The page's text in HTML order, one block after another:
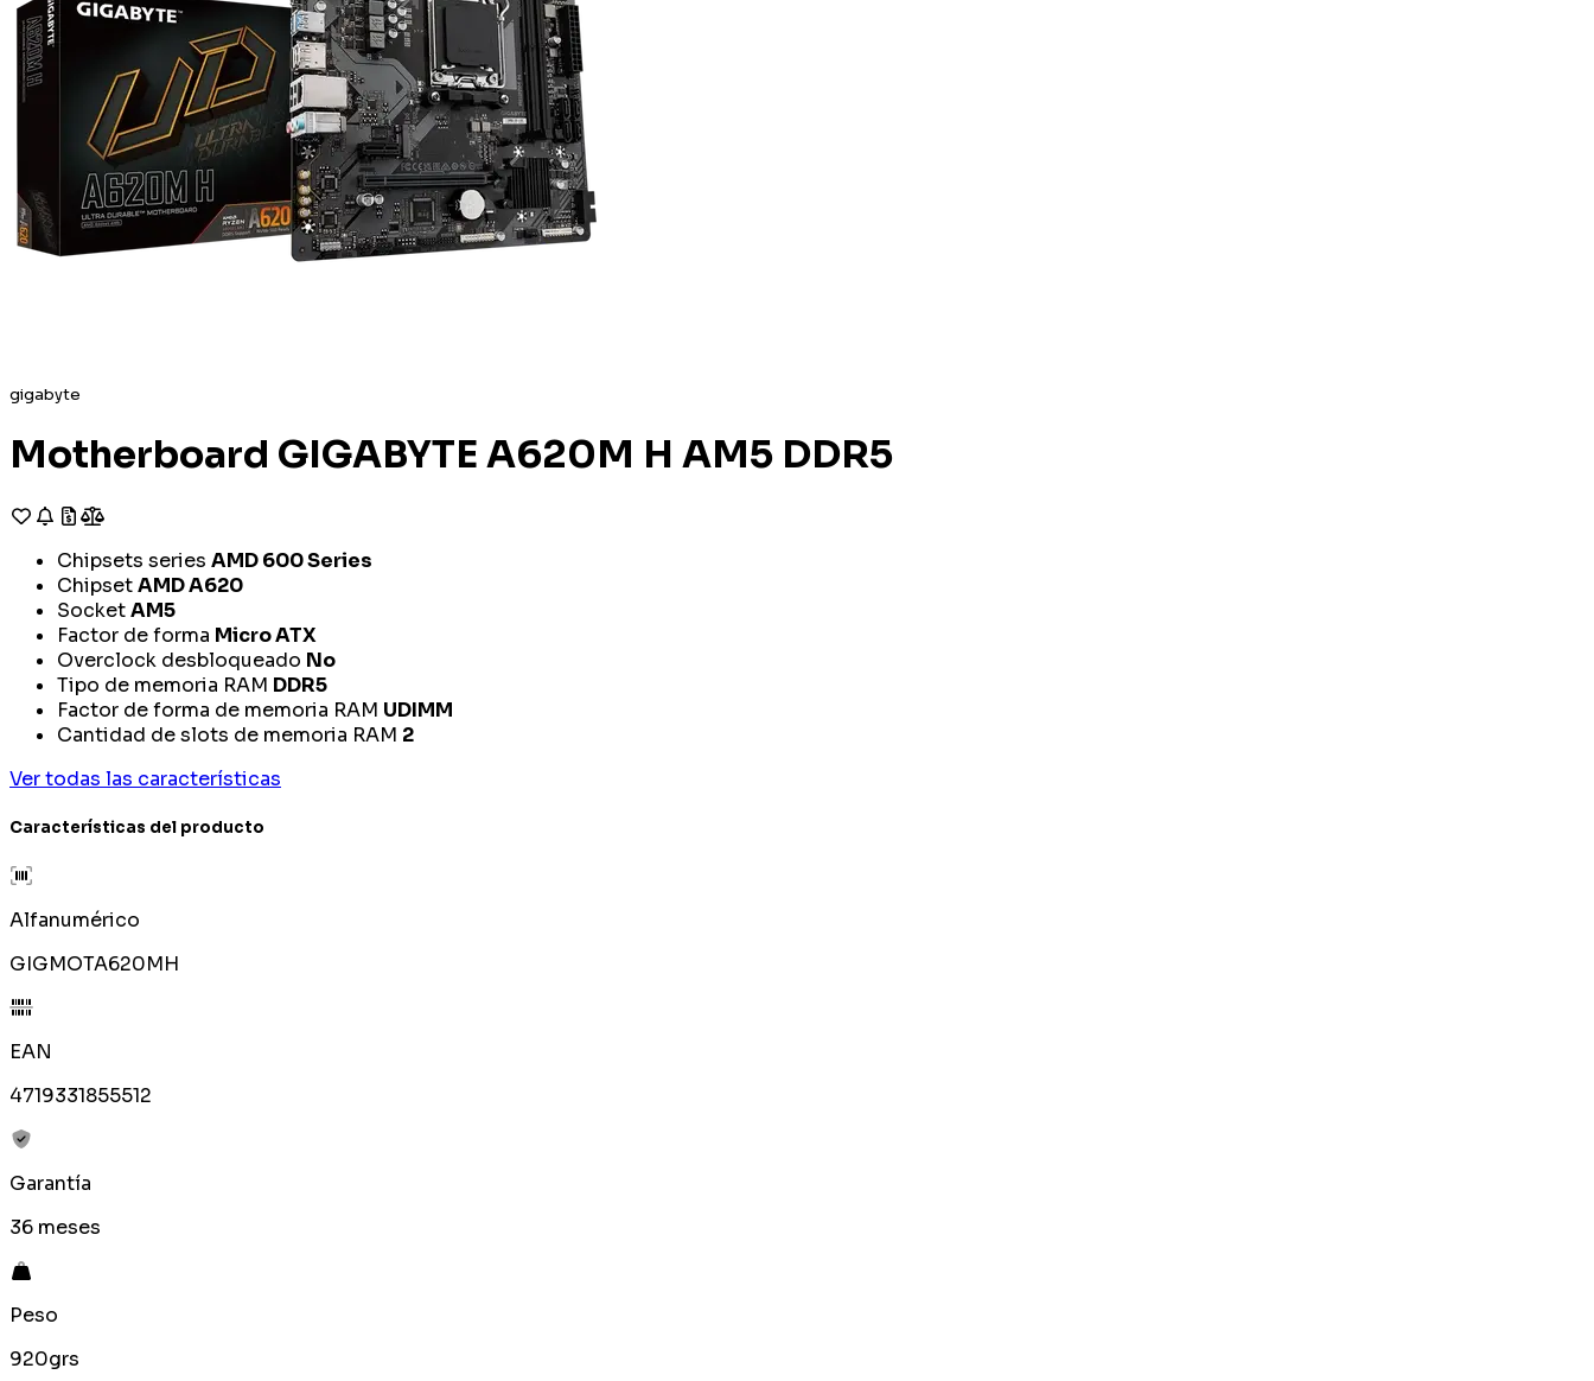
gigabyte
Motherboard GIGABYTE A620M H AM5 DDR5
Chipsets series AMD 600 Series
ChipsetAMD A620
SocketAM5
Factor de forma Micro ATX
Overclock desbloqueado No
Tipo de memoria RAM DDR5
Factor de forma de memoria RAM UDIMM
Cantidad de slots de memoria RAM 2
Ver todas las características
Características del producto
Alfanumérico
GIGMOTA620MH
EAN
4719331855512
Garantía
36 meses
Peso
920grs